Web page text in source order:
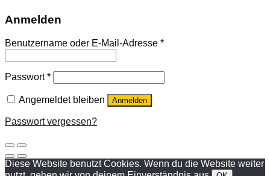
Anmelden
Benutzername oder E-Mail-Adresse *
Passwort*
Angemeldet bleiben Anmelden
Passwort vergessen?
Diese Website benutzt Cookies. Wenn du die Website weiter